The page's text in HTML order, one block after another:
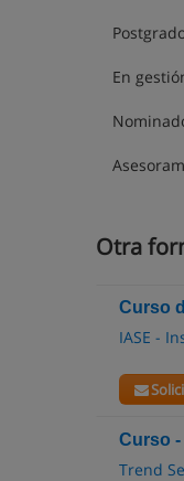
En
Otra
Curso
IASE -
Curso
Trend